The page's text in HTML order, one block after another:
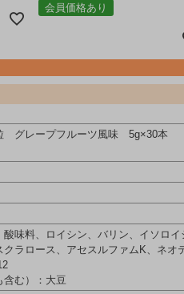
酸顆粒]
会員価格あり
グレープフルーツ風味 5g×30本
味料、ロイシン、バリン、イソロ
ラロース、アセスルファムK、ネオ
含む）：大豆